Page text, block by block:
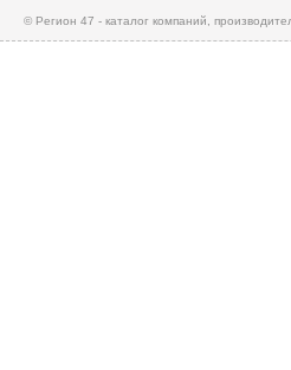
© Регион 47 - каталог компаний,